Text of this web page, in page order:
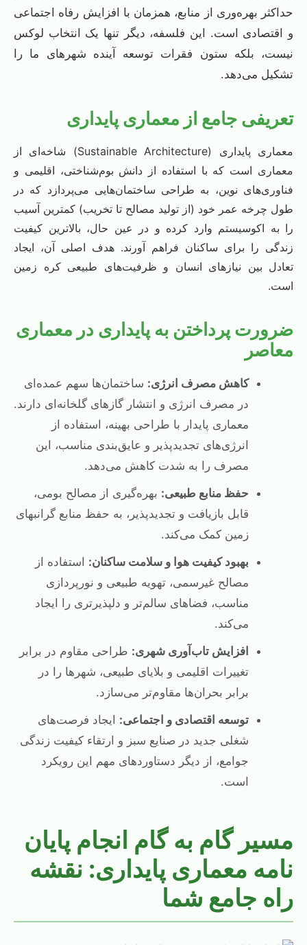
حداکثر بهره‌وری از منابع، همزمان با افزایش رفاه اجتماعی
و اقتصادی است. این فلسفه، دیگر تنها یک انتخاب لوکس
نیست، بلکه ستون فقرات توسعه آینده شهرهای ما را
تشکیل می‌دهد.
تعریفی جامع از معماری پایداری
معماری پایداری (Sustainable Architecture) شاخه‌ای از
معماری است که با استفاده از دانش بوم‌شناختی، اقلیمی و
فناوری‌های نوین، به طراحی ساختمان‌هایی می‌پردازد که در
طول چرخه عمر خود (از تولید مصالح تا تخریب) کمترین آسیب
را به اکوسیستم وارد کرده و در عین حال، بالاترین کیفیت
زندگی را برای ساکنان فراهم آورند. هدف اصلی آن، ایجاد
تعادل بین نیازهای انسان و ظرفیت‌های طبیعی کره زمین
است.
ضرورت پرداختن به پایداری در معماری
معاصر
کاهش مصرف انرژی: ساختمان‌ها سهم عمده‌ای
در مصرف انرژی و انتشار گازهای گلخانه‌ای دارند.
معماری پایدار با طراحی بهینه، استفاده از
انرژی‌های تجدیدپذیر و عایق‌بندی مناسب، این
مصرف را به شدت کاهش می‌دهد.
حفظ منابع طبیعی: بهره‌گیری از مصالح بومی،
قابل بازیافت و تجدیدپذیر، به حفظ منابع گرانبهای
زمین کمک می‌کند.
بهبود کیفیت هوا و سلامت ساکنان: استفاده از
مصالح غیرسمی، تهویه طبیعی و نورپردازی
مناسب، فضاهای سالم‌تر و دلپذیرتری را ایجاد
می‌کند.
افزایش تاب‌آوری شهری: طراحی مقاوم در برابر
تغییرات اقلیمی و بلایای طبیعی، شهرها را در
برابر بحران‌ها مقاوم‌تر می‌سازد.
توسعه اقتصادی و اجتماعی: ایجاد فرصت‌های
شغلی جدید در صنایع سبز و ارتقاء کیفیت زندگی
جوامع، از دیگر دستاوردهای مهم این رویکرد
است.
مسیر گام به گام انجام پایان
نامه معماری پایداری: نقشه
راه جامع شما